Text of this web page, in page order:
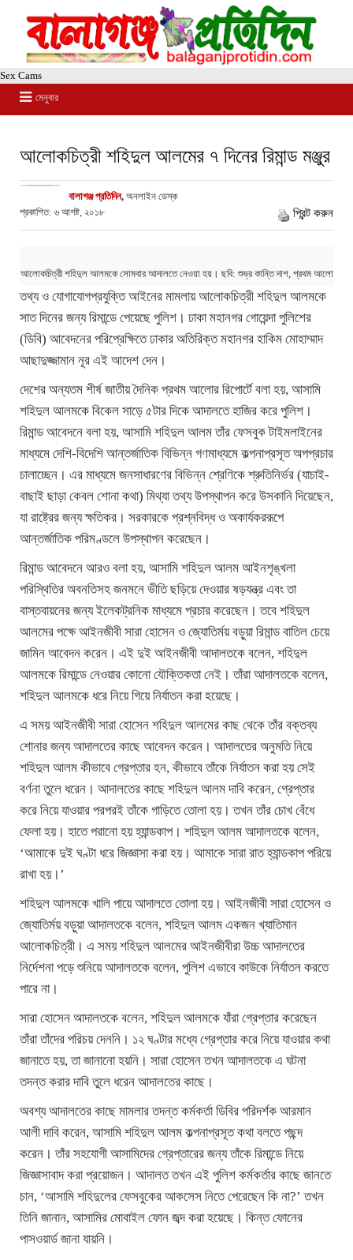
Sex Cams
মেনুবার
আলোকচিত্রী শহিদুল আলমের ৭ দিনের রিমান্ড মঞ্জুর
বালাগঞ্জ প্রতিদিন, অনলাইন ডেস্ক
প্রকাশিত: ৬ আগষ্ট, ২০১৮
প্রিন্ট করুন
আলোকচিত্রী শহিদুল আলমকে সোমবার আদালতে নেওয়া হয়। ছবি: শুভ্র কান্তি দাশ, প্রথম আলো
তথ্য ও যোগাযোগপ্রযুক্তি আইনের মামলায় আলোকচিত্রী শহিদুল আলমকে
সাত দিনের জন্য রিমান্ডে পেয়েছে পুলিশ। ঢাকা মহানগর গোয়েন্দা পুলিশের
(ডিবি) আবেদনের পরিপ্রেক্ষিতে ঢাকার অতিরিক্ত মহানগর হাকিম মোহাম্মাদ
আছাদুজ্জামান নূর এই আদেশ দেন।
দেশের অন্যতম শীর্ষ জাতীয় দৈনিক প্রথম আলোর রিপোর্টে বলা হয়, আসামি
শহিদুল আলমকে বিকেল সাড়ে ৫টার দিকে আদালতে হাজির করে পুলিশ।
রিমান্ড আবেদনে বলা হয়, আসামি শহিদুল আলম তাঁর ফেসবুক টাইমলাইনের
মাধ্যমে দেশি-বিদেশি আন্তর্জাতিক বিভিন্ন গণমাধ্যমে কল্পনাপ্রসূত অপপ্রচার
চালাচ্ছেন। এর মাধ্যমে জনসাধারণের বিভিন্ন শ্রেণিকে শ্রুতিনির্ভর (যাচাই-
বাছাই ছাড়া কেবল শোনা কথা) মিথ্যা তথ্য উপস্থাপন করে উসকানি দিয়েছেন,
যা রাষ্ট্রের জন্য ক্ষতিকর। সরকারকে প্রশ্নবিদ্ধ ও অকার্যকররূপে
আন্তর্জাতিক পরিমণ্ডলে উপস্থাপন করেছেন।
রিমান্ড আবেদনে আরও বলা হয়, আসামি শহিদুল আলম আইনশৃঙ্খলা
পরিস্থিতির অবনতিসহ জনমনে ভীতি ছড়িয়ে দেওয়ার ষড়যন্ত্র এবং তা
বাস্তবায়নের জন্য ইলেকট্রনিক মাধ্যমে প্রচার করেছেন। তবে শহিদুল
আলমের পক্ষে আইনজীবী সারা হোসেন ও জ্যোতির্ময় বড়ুয়া রিমান্ড বাতিল চেয়ে
জামিন আবেদন করেন। এই দুই আইনজীবী আদালতকে বলেন, শহিদুল
আলমকে রিমান্ডে নেওয়ার কোনো যৌক্তিকতা নেই। তাঁরা আদালতকে বলেন,
শহিদুল আলমকে ধরে নিয়ে গিয়ে নির্যাতন করা হয়েছে।
এ সময় আইনজীবী সারা হোসেন শহিদুল আলমের কাছ থেকে তাঁর বক্তব্য
শোনার জন্য আদালতের কাছে আবেদন করেন। আদালতের অনুমতি নিয়ে
শহিদুল আলম কীভাবে গ্রেপ্তার হন, কীভাবে তাঁকে নির্যাতন করা হয় সেই
বর্ণনা তুলে ধরেন। আদালতের কাছে শহিদুল আলম দাবি করেন, গ্রেপ্তার
করে নিয়ে যাওয়ার পরপরই তাঁকে গাড়িতে তোলা হয়। তখন তাঁর চোখ বেঁধে
ফেলা হয়। হাতে পরানো হয় হ্যান্ডকাপ। শহিদুল আলম আদালতকে বলেন,
‘আমাকে দুই ঘণ্টা ধরে জিজ্ঞাসা করা হয়। আমাকে সারা রাত হ্যান্ডকাপ পরিয়ে
রাখা হয়।’
শহিদুল আলমকে খালি পায়ে আদালতে তোলা হয়। আইনজীবী সারা হোসেন ও
জ্যোতির্ময় বড়ুয়া আদালতকে বলেন, শহিদুল আলম একজন খ্যাতিমান
আলোকচিত্রী। এ সময় শহিদুল আলমের আইনজীবীরা উচ্চ আদালতের
নির্দেশনা পড়ে শুনিয়ে আদালতকে বলেন, পুলিশ এভাবে কাউকে নির্যাতন করতে
পারে না।
সারা হোসেন আদালতকে বলেন, শহিদুল আলমকে যাঁরা গ্রেপ্তার করেছেন
তাঁরা তাঁদের পরিচয় দেননি। ১২ ঘণ্টার মধ্যে গ্রেপ্তার করে নিয়ে যাওয়ার কথা
জানাতে হয়, তা জানানো হয়নি। সারা হোসেন তখন আদালতকে এ ঘটনা
তদন্ত করার দাবি তুলে ধরেন আদালতের কাছে।
অবশ্য আদালতের কাছে মামলার তদন্ত কর্মকর্তা ডিবির পরিদর্শক আরমান
আলী দাবি করেন, আসামি শহিদুল আলম কল্পনাপ্রসূত কথা বলতে পছন্দ
করেন। তাঁর সহযোগী আসামিদের গ্রেপ্তারের জন্য তাঁকে রিমান্ডে নিয়ে
জিজ্ঞাসাবাদ করা প্রয়োজন। আদালত তখন এই পুলিশ কর্মকর্তার কাছে জানতে
চান, ‘আসামি শহিদুলের ফেসবুকের আকসেস নিতে পেরেছেন কি না?’ তখন
তিনি জানান, আসামির মোবাইল ফোন জব্দ করা হয়েছে। কিন্ত ফোনের
পাসওয়ার্ড জানা যায়নি।